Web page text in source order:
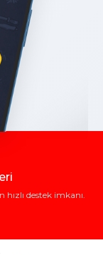
hızlı destek imkanı.